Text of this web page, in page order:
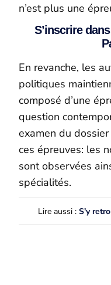
n’est plus une
S’inscrire
En revanche, les
politiques
composé d’une
question
examen du
ces épreuves: les
sont observées
spécialités.
Lire aussi :S'y